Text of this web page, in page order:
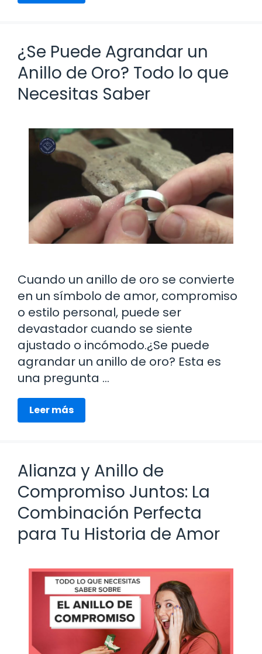
¿Se Puede Agrandar un
Anillo de Oro? Todo lo que
Necesitas Saber
Cuando un anillo de oro se convierte
en un símbolo de amor, compromiso
o estilo personal, puede ser
devastador cuando se siente
ajustado o incómodo.¿Se puede
agrandar un anillo de oro? Esta es
una pregunta …
Leer más
Alianza y Anillo de
Compromiso Juntos: La
Combinación Perfecta
para Tu Historia de Amor